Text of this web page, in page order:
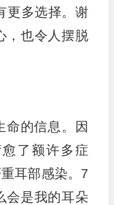
更多选择。谢
，也令人摆脱
命的信息。因
了额许多症
耳部感染。7
会是我的耳朵